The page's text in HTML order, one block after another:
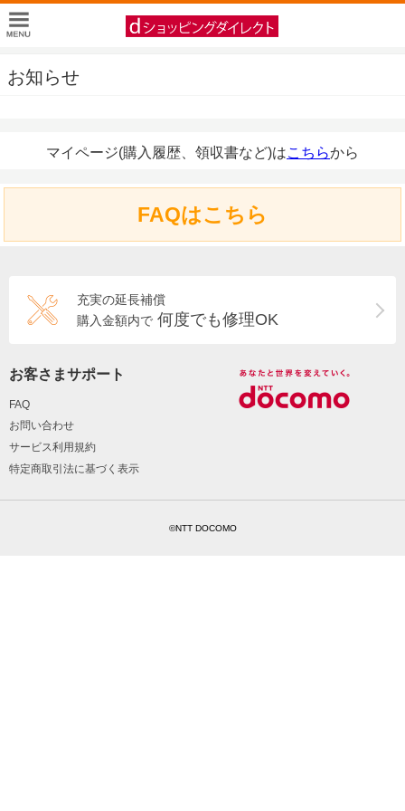
お知らせ
マイページ(購入履歴、領収書など)はこちらから
FAQはこちら
充実の延長補償
購入金額内で 何度でも修理OK
お客さまサポート
FAQ
お問い合わせ
サービス利用規約
特定商取引法に基づく表示
©NTT DOCOMO